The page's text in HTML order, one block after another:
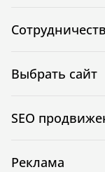
Выбрать сайт
SEO
Реклама